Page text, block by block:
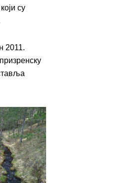
су
2011.